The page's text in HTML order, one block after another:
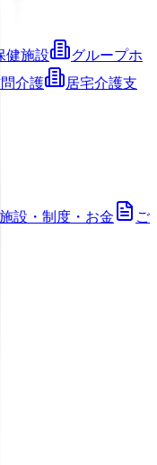
健施設
グループホ
問介護
居宅介護支
施設・制度・お金
ご